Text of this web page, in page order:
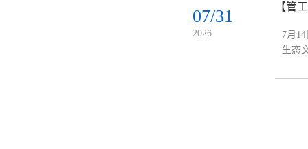
07/31
2026
【管
7月
生态